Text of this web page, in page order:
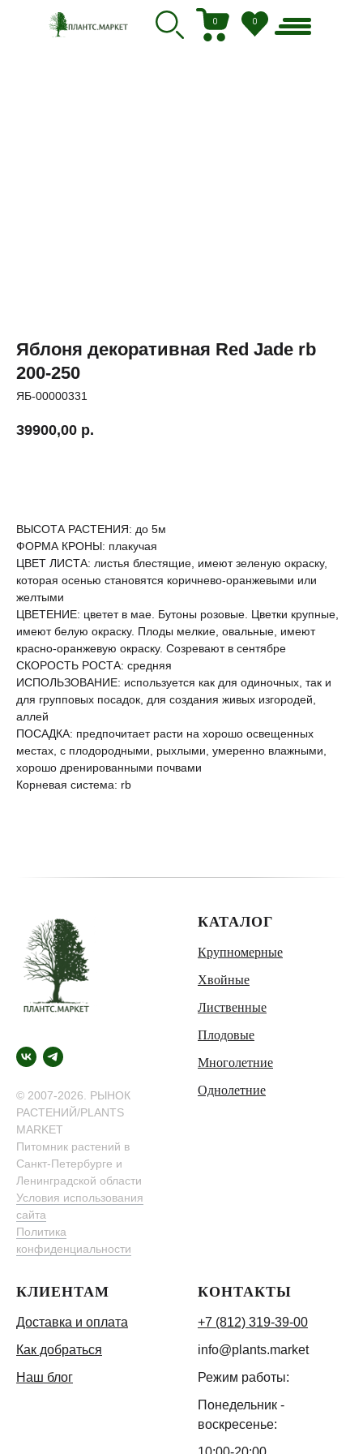
0 0
Яблоня декоративная Red Jade rb
200-250
ЯБ-00000331
39900,00 р.
ВЫСОТА РАСТЕНИЯ: до 5м
ФОРМА КРОНЫ: плакучая
ЦВЕТ ЛИСТА: листья блестящие, имеют зеленую окраску,
которая осенью становятся коричнево-оранжевыми или
желтыми
ЦВЕТЕНИЕ: цветет в мае. Бутоны розовые. Цветки крупные,
имеют белую окраску. Плоды мелкие, овальные, имеют
красно-оранжевую окраску. Созревают в сентябре
СКОРОСТЬ РОСТА: средняя
ИСПОЛЬЗОВАНИЕ: используется как для одиночных, так и
для групповых посадок, для создания живых изгородей,
аллей
ПОСАДКА: предпочитает расти на хорошо освещенных
местах, с плодородными, рыхлыми, умеренно влажными,
хорошо дренированными почвами
Корневая система: rb
© 2007-2026. РЫНОК
РАСТЕНИЙ/PLANTS
MARKET
Питомник растений в
Санкт-Петербурге и
Ленинградской области
Условия использования
сайта
Политика
конфиденциальности
КАТАЛОГ
Крупномерные
Хвойные
Лиственные
Плодовые
Многолетние
Однолетние
КЛИЕНТАМ
Доставка и оплата
Как добраться
Наш блог
КОНТАКТЫ
+7 (812) 319-39-00
info@plants.market
Режим работы:
Понедельник -
воскресенье: